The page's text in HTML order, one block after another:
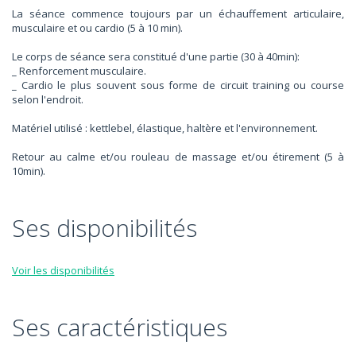
La séance commence toujours par un échauffement articulaire,
musculaire et ou cardio (5 à 10 min).
Le corps de séance sera constitué d'une partie (30 à 40min):
_ Renforcement musculaire.
_ Cardio le plus souvent sous forme de circuit training ou course
selon l'endroit.
Matériel utilisé : kettlebel, élastique, haltère et l'environnement.
Retour au calme et/ou rouleau de massage et/ou étirement (5 à
10min).
Ses disponibilités
Voir les disponibilités
Ses caractéristiques